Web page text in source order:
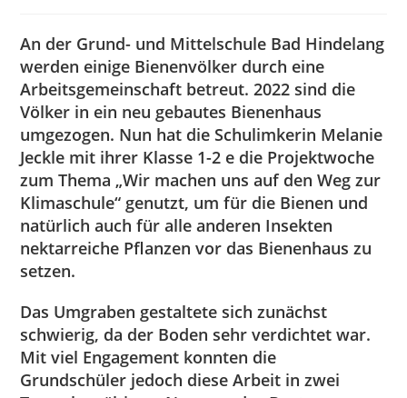
An der Grund- und Mittelschule Bad Hindelang
werden einige Bienenvölker durch eine
Arbeitsgemeinschaft betreut. 2022 sind die
Völker in ein neu gebautes Bienenhaus
umgezogen. Nun hat die Schulimkerin Melanie
Jeckle mit ihrer Klasse 1-2 e die Projektwoche
zum Thema „Wir machen uns auf den Weg zur
Klimaschule“ genutzt, um für die Bienen und
natürlich auch für alle anderen Insekten
nektarreiche Pflanzen vor das Bienenhaus zu
setzen.
Das Umgraben gestaltete sich zunächst
schwierig, da der Boden sehr verdichtet war.
Mit viel Engagement konnten die
Grundschüler jedoch diese Arbeit in zwei